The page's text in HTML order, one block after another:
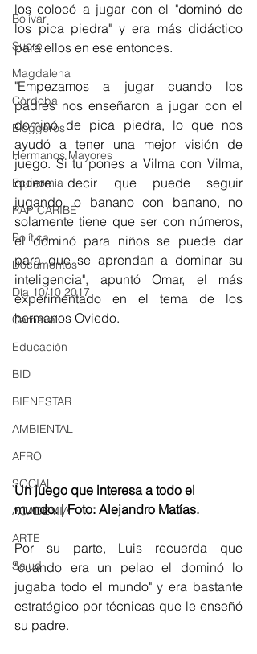
Bolívar
Sucre
Magdalena
Córdoba
Bloggeros
Hermanos Mayores
Economía
RAP CARIBE
Política
Documentos
Día 10/10 2017
Carnaval
Educación
BID
BIENESTAR
AMBIENTAL
AFRO
SOCIAL
ACADEMIA
ARTE
Salud
los colocó a jugar con el "dominó de
los pica piedra" y era más didáctico
para ellos en ese entonces.
"Empezamos a jugar cuando los
padres nos enseñaron a jugar con el
dominó de pica piedra, lo que nos
ayudó a tener una mejor visión de
juego. Si tu pones a Vilma con Vilma,
quiere decir que puede seguir
jugando, o banano con banano, no
solamente tiene que ser con números,
el dominó para niños se puede dar
para que se aprendan a dominar su
inteligencia", apuntó Omar, el más
experimentado en el tema de los
hermanos Oviedo.
Un juego que interesa a todo el
mundo. | Foto: Alejandro Matías.
Por su parte, Luis recuerda que
"cuando era un pelao el dominó lo
jugaba todo el mundo" y era bastante
estratégico por técnicas que le enseñó
su padre.